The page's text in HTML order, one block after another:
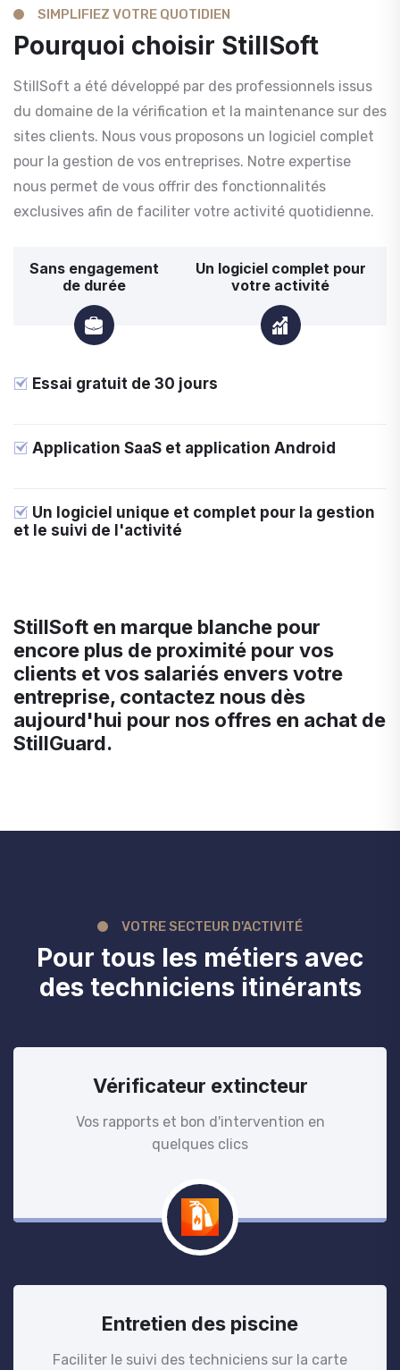
SIMPLIFIEZ VOTRE QUOTIDIEN
Pourquoi choisir StillSoft
StillSoft a été développé par des professionnels issus
du domaine de la vérification et la maintenance sur des
sites clients. Nous vous proposons un logiciel complet
pour la gestion de vos entreprises. Notre expertise
nous permet de vous offrir des fonctionnalités
exclusives afin de faciliter votre activité quotidienne.
Sans engagement
de durée
Un logiciel complet pour
votre activité
Essai gratuit de 30 jours
Application SaaS et application Android
Un logiciel unique et complet pour la gestion
et le suivi de l'activité
StillSoft en marque blanche pour
encore plus de proximité pour vos
clients et vos salariés envers votre
entreprise, contactez nous dès
aujourd'hui pour nos offres en achat de
StillGuard.
VOTRE SECTEUR D'ACTIVITÉ
Pour tous les métiers avec
des techniciens itinérants
Vérificateur extincteur
Vos rapports et bon d'intervention en
quelques clics
Entretien des piscine
Faciliter le suivi des techniciens sur la carte